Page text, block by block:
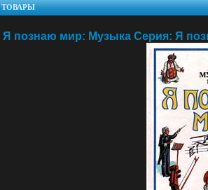
ТОВАРЫ
Я познаю мир: Музыка Серия: Я